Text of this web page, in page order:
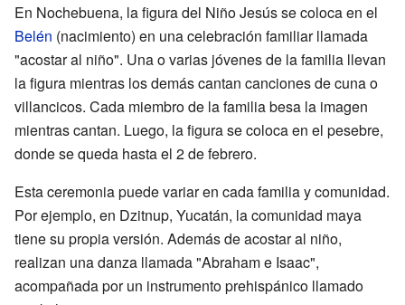
En Nochebuena, la figura del Niño Jesús se coloca en el
Belén (nacimiento) en una celebración familiar llamada
"acostar al niño". Una o varias jóvenes de la familia llevan
la figura mientras los demás cantan canciones de cuna o
villancicos. Cada miembro de la familia besa la imagen
mientras cantan. Luego, la figura se coloca en el pesebre,
donde se queda hasta el 2 de febrero.
Esta ceremonia puede variar en cada familia y comunidad.
Por ejemplo, en Dzitnup, Yucatán, la comunidad maya
tiene su propia versión. Además de acostar al niño,
realizan una danza llamada "Abraham e Isaac",
acompañada por un instrumento prehispánico llamado